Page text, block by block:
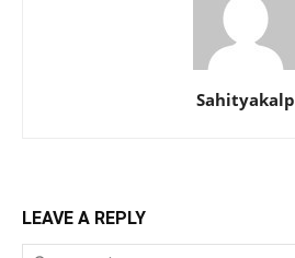
Sahityakalp
LEAVE A REPLY